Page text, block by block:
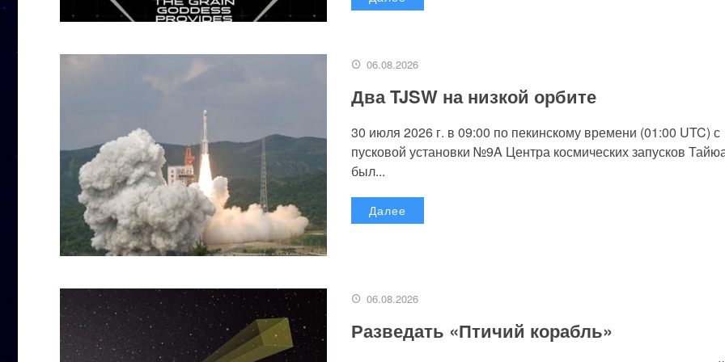
06.08.2026
Два TJSW на низкой орбите
30 июля 2026 г. в 09:00 по пекинскому времени (01:00 UTC) с
пусковой установки №9A Центра космических запусков
был...
Далее
06.08.2026
Разведать «Птичий корабль»